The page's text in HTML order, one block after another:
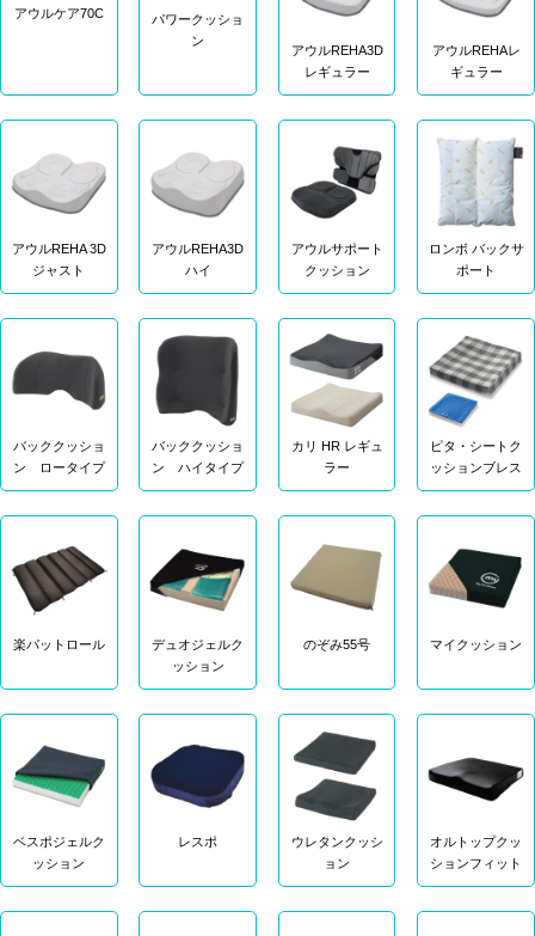
アウルケア70C
パワークッショ
ン
アウルREHA3D
レギュラー
アウルREHAレ
ギュラー
アウルREHA 3D
ジャスト
アウルREHA3D
ハイ
アウルサポート
クッション
ロンボ バックサ
ポート
バッククッショ
ン ロータイプ
バッククッショ
ン ハイタイプ
カリ HR レギュ
ラー
ピタ・シートク
ッションブレス
楽パットロール
デュオジェルク
ッション
のぞみ55号 マイクッション
ベスポジェルク
ッション
レスポ
ウレタンクッシ
ョン
オルトップクッ
ションフィット